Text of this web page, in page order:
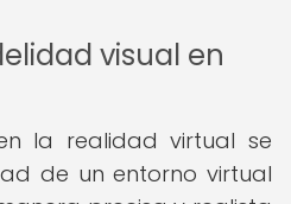
visual en
la realidad virtual se
de un entorno virtual